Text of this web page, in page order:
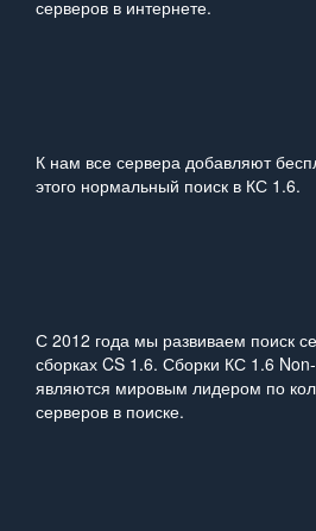
серверов в интернете.
К нам все сервера добавляют
этого нормальный поиск в КС 1.6.
С 2012 года мы развиваем поиск
сборках CS 1.6. Сборки КС 1.6
являются мировым лидером по
серверов в поиске.